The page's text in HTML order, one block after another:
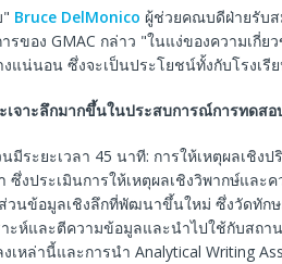
Bruce DelMonico ผู้ช่วยคณบดีฝ่ายรับส
ของ GMAC กล่าว "ในแง่ของความเกี่ย
แน่นอน ซึ่งจะเป็นประโยชน์ทั้งกับโรงเรี
เจาะลึกมากขึ้นในประสบการณ์การทดส
ระยะเวลา 45 นาที: การให้เหตุผลเชิง
งประเมินการให้เหตุผลเชิงวิพากษ์และ
วนข้อมูลเชิงลึกที่พัฒนาขึ้นใหม่ ซึ่งวัดทัก
ะห์และตีความข้อมูลและนำไปใช้กับสถา
หล่านี้และการนำ Analytical Writing